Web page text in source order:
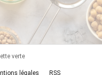
verte
légales RSS